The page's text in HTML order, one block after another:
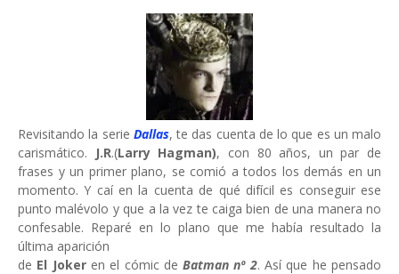
Revisitando la serie Dallas, te das cuenta de lo que es un malo
carismático.
J.R.(Larry Hagman), con 80 años, un par de
frases y un primer plano, se comió a todos los demás en un
momento. Y caí en la cuenta de qué difícil es conseguir ese
punto malévolo y que a la vez te caiga bien de una manera no
confesable. Reparé en lo plano que me había resultado la
última aparición
de El Joker en el cómic deBatman nº 2. Así que he pensado